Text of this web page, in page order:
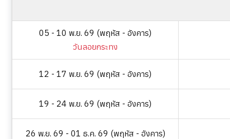
05 - 10 พ.ย. 69 (พฤหัส - อังคาร)
วันลอยกระทง
12 - 17 พ.ย. 69 (พฤหัส - อังคาร)
19 - 24 พ.ย. 69 (พฤหัส - อังคาร)
26 พ.ย. 69 - 01 ธ.ค. 69 (พฤหัส - อังคาร)